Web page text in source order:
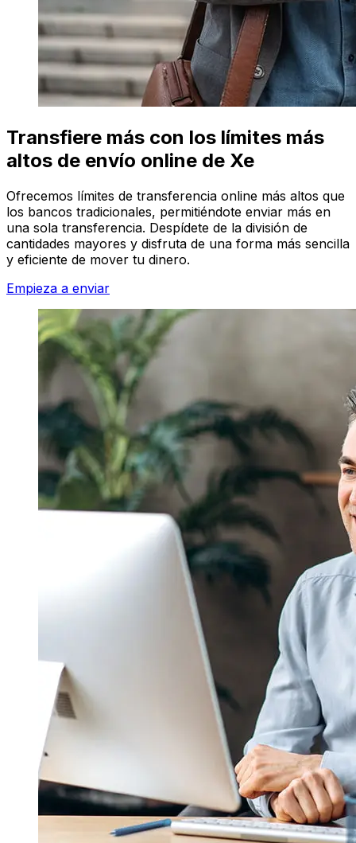
Transfiere más con los límites más
altos de envío online de Xe
Ofrecemos límites de transferencia online más altos que
los bancos tradicionales, permitiéndote enviar más en
una sola transferencia. Despídete de la división de
cantidades mayores y disfruta de una forma más sencilla
y eficiente de mover tu dinero.
Empieza a enviar